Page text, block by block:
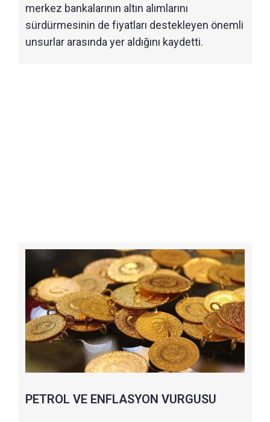
merkez bankalarının altın alımlarını
sürdürmesinin de fiyatları destekleyen önemli
unsurlar arasında yer aldığını kaydetti.
PETROL VE ENFLASYON VURGUSU